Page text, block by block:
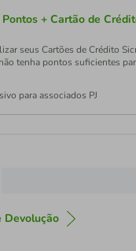
+ Cartão de
seus Cartões de Crédito
tenha pontos suficientes
para associados PJ
Devolução